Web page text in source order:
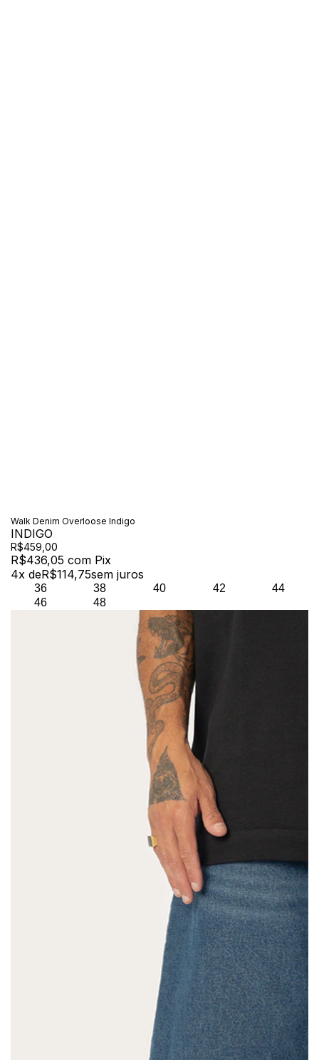
Walk Denim Overloose Indigo
INDIGO
R$459,00
R$436,05 com Pix
4x deR$114,75sem juros
36 38 40 42
44
46
48